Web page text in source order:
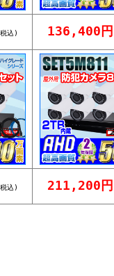
込) 136,400円
込) 211,200円